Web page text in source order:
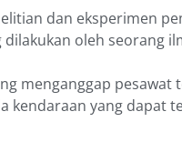
dan eksperimen
dilakukan oleh seorang
menganggap
kendaraan yang dapat